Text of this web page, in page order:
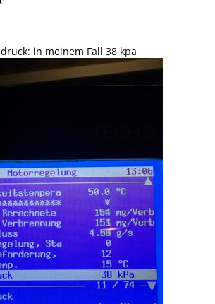
in meinem Fall 38 kpa